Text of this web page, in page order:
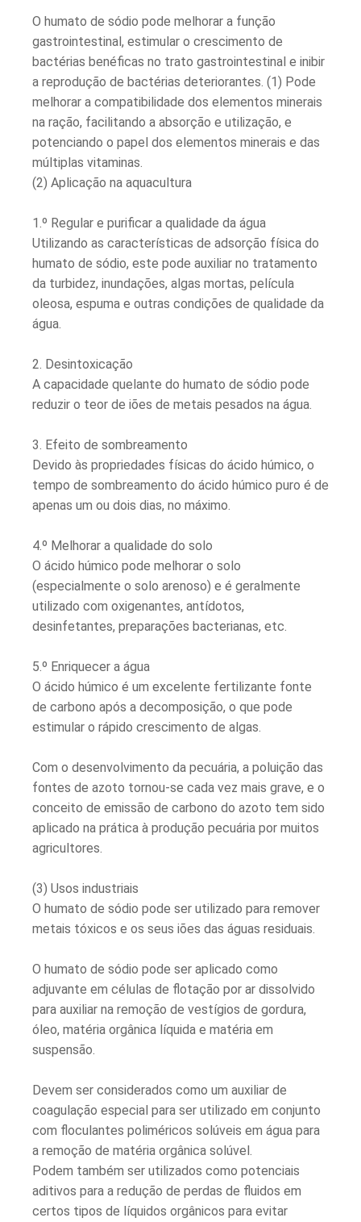
O humato de sódio pode melhorar a função
gastrointestinal, estimular o crescimento de
bactérias benéficas no trato gastrointestinal e inibir
a reprodução de bactérias deteriorantes. (1) Pode
melhorar a compatibilidade dos elementos minerais
na ração, facilitando a absorção e utilização, e
potenciando o papel dos elementos minerais e das
múltiplas vitaminas.
(2) Aplicação na aquacultura
1.º Regular e purificar a qualidade da água
Utilizando as características de adsorção física do
humato de sódio, este pode auxiliar no tratamento
da turbidez, inundações, algas mortas, película
oleosa, espuma e outras condições de qualidade da
água.
2. Desintoxicação
A capacidade quelante do humato de sódio pode
reduzir o teor de iões de metais pesados ​​na água.
3. Efeito de sombreamento
Devido às propriedades físicas do ácido húmico, o
tempo de sombreamento do ácido húmico puro é de
apenas um ou dois dias, no máximo.
4.º Melhorar a qualidade do solo
O ácido húmico pode melhorar o solo
(especialmente o solo arenoso) e é geralmente
utilizado com oxigenantes, antídotos,
desinfetantes, preparações bacterianas, etc.
5.º Enriquecer a água
O ácido húmico é um excelente fertilizante fonte
de carbono após a decomposição, o que pode
estimular o rápido crescimento de algas.
Com o desenvolvimento da pecuária, a poluição das
fontes de azoto tornou-se cada vez mais grave, e o
conceito de emissão de carbono do azoto tem sido
aplicado na prática à produção pecuária por muitos
agricultores.
(3) Usos industriais
O humato de sódio pode ser utilizado para remover
metais tóxicos e os seus iões das águas residuais.
O humato de sódio pode ser aplicado como
adjuvante em células de flotação por ar dissolvido
para auxiliar na remoção de vestígios de gordura,
óleo, matéria orgânica líquida e matéria em
suspensão.
Devem ser considerados como um auxiliar de
coagulação especial para ser utilizado em conjunto
com floculantes poliméricos solúveis em água para
a remoção de matéria orgânica solúvel.
Podem também ser utilizados como potenciais
aditivos para a redução de perdas de fluidos em
certos tipos de líquidos orgânicos para evitar